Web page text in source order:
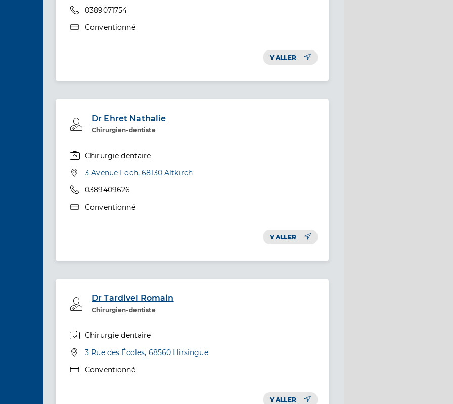
Téléphone
0389071754
Type de convention
Conventionné
Y ALLER
Dr Ehret Nathalie
Chirurgien-dentiste
Professionel de santé
Chirurgie dentaire
Adresse
3 Avenue Foch, 68130 Altkirch
Téléphone
0389409626
Type de convention
Conventionné
Y ALLER
Dr Tardivel Romain
Chirurgien-dentiste
Professionel de santé
Chirurgie dentaire
Adresse
3 Rue des Écoles, 68560 Hirsingue
Type de convention
Conventionné
Y ALLER